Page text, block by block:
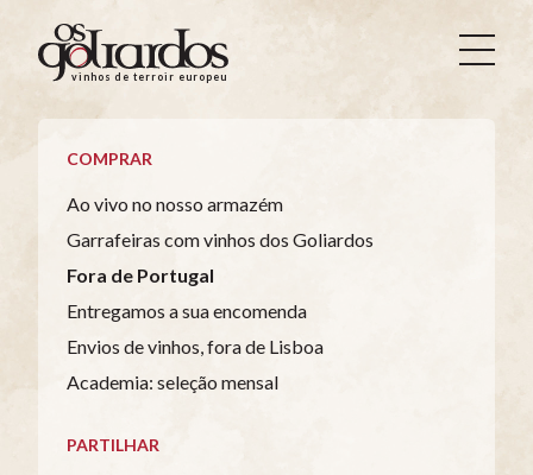
Os
Goliardos
Vinhos
Terroir
vinhos de terroir europeus
COMPRAR
Ao vivo no nosso armazém
Garrafeiras com vinhos dos Goliardos
Fora de Portugal
Entregamos a sua encomenda
Envios de vinhos, fora de Lisboa
Academia: seleção mensal
PARTILHAR